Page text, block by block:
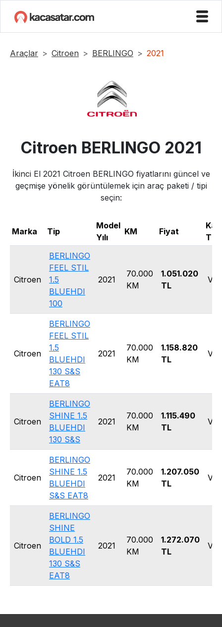
Araçlar Citroen BERLINGO 2021
Citroen BERLINGO 2021
İkinci El 2021 Citroen BERLINGO fiyatlarını güncel ve
geçmişe yönelik görüntülemek için araç paketi / tipi
seçin:
Marka Tip
Model
Yılı
KM Fiyat
Tipi
Citroen
BERLINGO
FEEL STIL
1.5
BLUEHDI
100
2021
70.000
KM
1.051.020
TL
Van
Citroen
BERLINGO
FEEL STIL
1.5
BLUEHDI
130 S&S
EAT8
2021
70.000
KM
1.158.820
TL
Van
Citroen
BERLINGO
SHINE 1.5
BLUEHDI
130 S&S
2021
70.000
KM
1.115.490
TL
Van
Citroen
BERLINGO
SHINE 1.5
BLUEHDI
S&S EAT8
2021
70.000
KM
1.207.050
TL
Van
Citroen
BERLINGO
SHINE
BOLD 1.5
BLUEHDI
130 S&S
EAT8
2021
70.000
KM
1.272.070
TL
Van